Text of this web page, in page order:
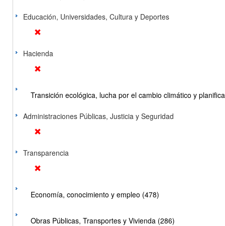
Educación, Universidades, Cultura y Deportes
Hacienda
Transición ecológica, lucha por el cambio climático y
Administraciones Públicas, Justicia y Seguridad
Transparencia
Economía, conocimiento y empleo (478)
Obras Públicas, Transportes y Vivienda (286)